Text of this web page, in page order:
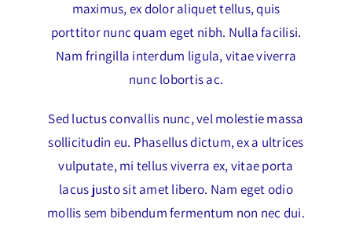
maximus, ex dolor aliquet tellus, quis
porttitor nunc quam eget nibh. Nulla facilisi.
Nam fringilla interdum ligula, vitae viverra
nunc lobortis ac.
Sed luctus convallis nunc, vel molestie massa
sollicitudin eu. Phasellus dictum, ex a ultrices
vulputate, mi tellus viverra ex, vitae porta
lacus justo sit amet libero. Nam eget odio
mollis sem bibendum fermentum non nec dui.